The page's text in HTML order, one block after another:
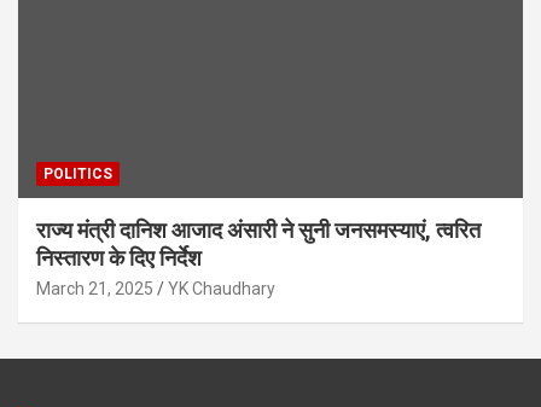
POLITICS
राज्य मंत्री दानिश आजाद अंसारी ने सुनी जनसमस्याएं, त्वरित
निस्तारण के दिए निर्देश
March 21, 2025 YK Chaudhary